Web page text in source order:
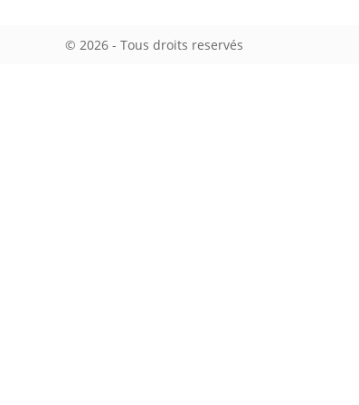
© 2026 - Tous droits reservés